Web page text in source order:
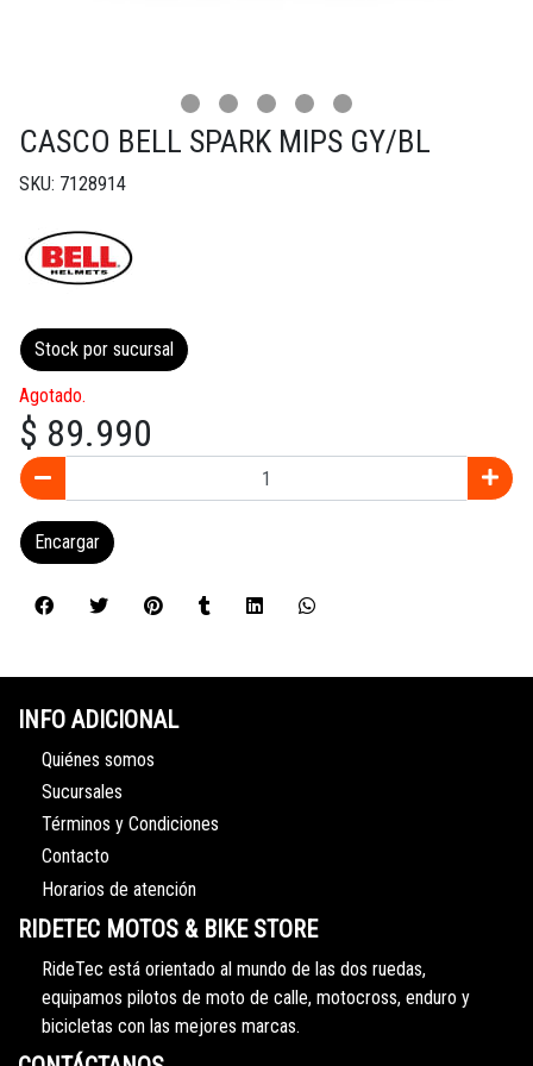
CASCO BELL SPARK MIPS GY/BL
SKU: 7128914
Stock por sucursal
Agotado.
$ 89.990
Encargar
INFO ADICIONAL
Quiénes somos
Sucursales
Términos y Condiciones
Contacto
Horarios de atención
RIDETEC MOTOS & BIKE STORE
RideTec está orientado al mundo de las dos ruedas,
equipamos pilotos de moto de calle, motocross, enduro y
bicicletas con las mejores marcas.